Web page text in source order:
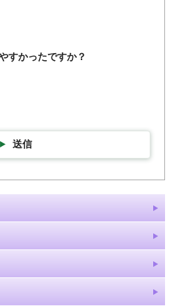
すかったですか？
送信